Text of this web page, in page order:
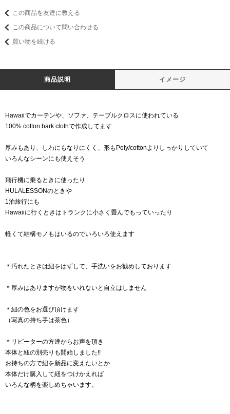
この商品を友達に教える
この商品について問い合わせる
買い物を続ける
商品説明 イメージ
Hawaiiでカーテンや、ソファ、テーブルクロスに使われている
100% cotton bark clothで作成してます
厚みもあり、しわにもなりにくく、形もPoly/cottonよりしっかりしていて
いろんなシーンにも使えそう
飛行機に乗るときに使ったり
HULALESSONのときや
1泊旅行にも
Hawaiiに行くときはトランクに小さく畳んでもっていったり
軽くて結構モノもはいるのでいろいろ使えます
＊汚れたときは紐をはずして、手洗いをお勧めしております
＊厚みはありますが物をいれないと自立はしません
＊紐の色をお選び頂けます
（写真の持ち手は茶色）
＊リピーターの方達からお声を頂き
本体と紐の別売りも開始しました!!
お持ちの方で紐を新品に変えたいとか
本体だけ購入して紐をつけかえれば
いろんな柄を楽しめちゃいます。